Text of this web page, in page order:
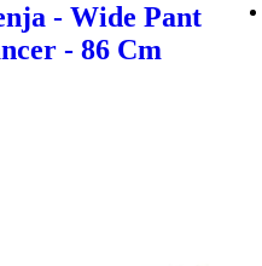
- Wide Pant
- 86 Cm